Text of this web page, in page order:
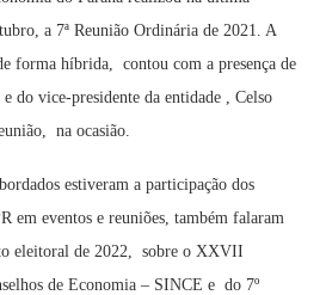
a 7ª Reunião Ordinária de 2021. A
forma híbrida, contou com a presença de
do vice-presidente da entidade , Celso
na ocasião.
estiveram a participação dos
em eventos e reuniões, também falaram
eleitoral de 2022, sobre o XXVII
de Economia – SINCE e do 7º